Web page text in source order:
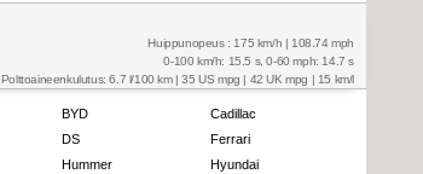
Huippunopeus : 175 km/h | 108.74 mph
0-100 km/h: 15.5 s, 0-60 mph: 14.7 s
Polttoaineenkulutus: 6.7 l/100 km | 35 US mpg | 42 UK mpg | 15 km/l
BYD
Cadillac
DS
Ferrari
Hummer
Hyundai